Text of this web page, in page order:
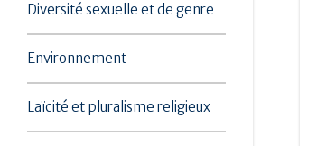
Diversité sexuelle et de genre
Environnement
Laïcité et pluralisme religieux